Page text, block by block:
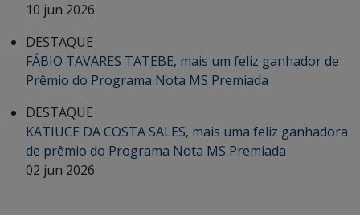
10 jun 2026
DESTAQUE
FÁBIO TAVARES TATEBE, mais um feliz ganhador de
Prêmio do Programa Nota MS Premiada
DESTAQUE
KATIUCE DA COSTA SALES, mais uma feliz ganhadora
de prêmio do Programa Nota MS Premiada
02 jun 2026